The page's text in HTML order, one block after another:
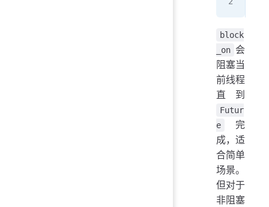
block
_on 会
阻塞当
前线程
直到
Futur
e
完
成，适
合简单
场景。
但对于
非阻塞